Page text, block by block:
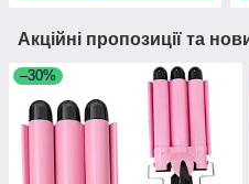
Акційні пропозиції та
–30%